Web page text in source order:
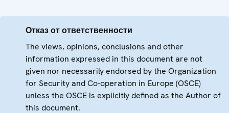
Отказ от ответственности
The views, opinions, conclusions and other
information expressed in this document are not
given nor necessarily endorsed by the Organization
for Security and Co-operation in Europe (OSCE)
unless the OSCE is explicitly defined as the Author of
this document.